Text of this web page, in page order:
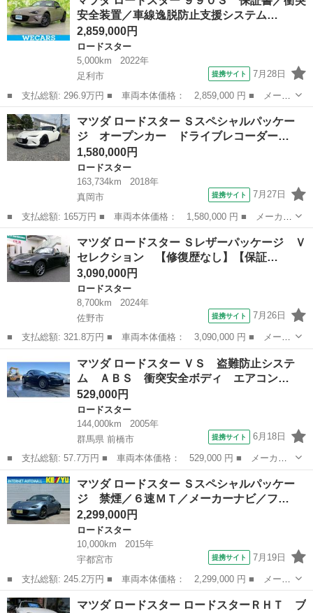
ＡＢＳ ＡＷ ＣＤ ■ 排気量： 1600cc ■ ドア枚数： オープン
...
安全装置／車線逸脱防止支援システム…
2,859,000円
ロードスター
5,000km
2022年
足利市
提携サイト 7月28日
■ 支払総額: 296.9万円 ■ 車両本体価格： 2,859,000 円 ■ メーカ
ー名： マツダ ■ 車種名： ロードスター ■ グレード名： ９９
０Ｓ 保証書／衝突安全装置／車線逸脱防止支援システム／ドライブ
レコーダ...
栃木 足利市 ロードスター
マツダ ロードスター Ｓスペシャルパッケー
ジ オープンカー ドライブレコーダー…
1,580,000円
ロードスター
163,734km
2018年
真岡市
提携サイト 7月27日
■ 支払総額: 165万円 ■ 車両本体価格： 1,580,000 円 ■ メーカー
名： マツダ ■ 車種名： ロードスター ■ グレード名： Ｓスペ
シャルパッケージ オープンカー ドライブレコーダー バックカメ
ラ ナビ ...
栃木 真岡市 ロードスター
マツダ ロードスター Ｓレザーパッケージ Ｖ
セレクション 【修復歴なし】【保証…
3,090,000円
ロードスター
8,700km
2024年
佐野市
提携サイト 7月26日
■ 支払総額: 321.8万円 ■ 車両本体価格： 3,090,000 円 ■ メーカ
ー名： マツダ ■ 車種名： ロードスター ■ グレード名： Ｓレ
ザーパッケージ Ｖセレクション 【修復歴なし】【保証あり】純正
ナビ Ｂ...
ロードスター
マツダ ロードスター ＶＳ 盗難防止システ
ム ＡＢＳ 衝突安全ボディ エアコン…
529,000円
ロードスター
144,000km
2005年
群馬県 前橋市
提携サイト 6月18日
■ 支払総額: 57.7万円 ■ 車両本体価格： 529,000 円 ■ メーカー
名： マツダ ■ 車種名： ロードスター ■ グレード名： ＶＳ
盗難防止システム ＡＢＳ 衝突安全ボディ エアコン 革シート
パワーステア...
群馬 前橋市 ロードスター
マツダ ロードスター Ｓスペシャルパッケー
ジ 禁煙／６速ＭＴ／メーカーナビ／フ…
2,299,000円
ロードスター
10,000km
2015年
宇都宮市
提携サイト 7月19日
■ 支払総額: 245.2万円 ■ 車両本体価格： 2,299,000 円 ■ メーカ
ー名： マツダ ■ 車種名： ロードスター ■ グレード名： Ｓス
ペシャルパッケージ 禁煙／６速ＭＴ／メーカーナビ／フルセグＴＶ
栃木 宇都宮市 ロードスター
マツダ ロードスター ロードスターＲＨＴ ブ